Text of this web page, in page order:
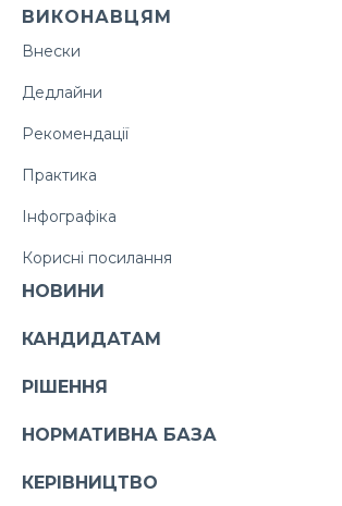
ВИКОНАВЦЯМ
Внески
Дедлайни
Рекомендації
Практика
Інфографіка
Корисні посилання
НОВИНИ
КАНДИДАТАМ
РІШЕННЯ
НОРМАТИВНА БАЗА
КЕРІВНИЦТВО